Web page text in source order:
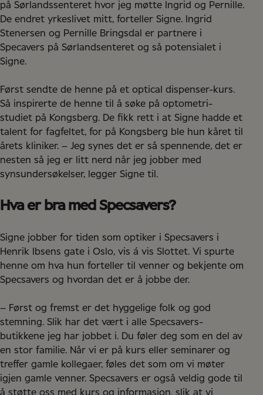
på Sørlandssenteret hvor jeg møtte Ingrid og Pernille.
De endret yrkeslivet mitt, forteller Signe. Ingrid
Stenersen og Pernille Bringsdal er partnere i
Specavers på Sørlandsenteret og så potensialet i
Signe.
Først sendte de henne på et optical dispenser-kurs.
Så inspirerte de henne til å søke på optometri-
studiet på Kongsberg. De fikk rett i at Signe hadde et
talent for fagfeltet, for på Kongsberg ble hun kåret til
årets kliniker. – Jeg synes det er så spennende, det er
nesten så jeg er litt nerd når jeg jobber med
synsundersøkelser, legger Signe til.
Hva er bra med Specsavers?
Signe jobber for tiden som optiker i Specsavers i
Henrik Ibsens gate i Oslo, vis á vis Slottet. Vi spurte
henne om hva hun forteller til venner og bekjente om
Specsavers og hvordan det er å jobbe der.
– Først og fremst er det hyggelige folk og god
stemning. Slik har det vært i alle Specsavers-
butikkene jeg har jobbet i. Du føler deg som en del av
en stor familie. Når vi er på kurs eller seminarer og
treffer gamle kollegaer, føles det som om vi møter
igjen gamle venner. Specsavers er også veldig gode til
å støtte oss med kurs og informasjon, slik at vi